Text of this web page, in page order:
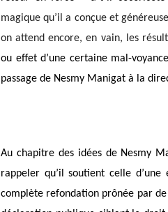
magique qu’il a conçue et
on attend encore, en vain, les
ou effet d’une certaine mal-
passage de Nesmy Manigat à la
Au chapitre des idées de Nesmy
rappeler qu’il soutient celle
complète refondation prônée par